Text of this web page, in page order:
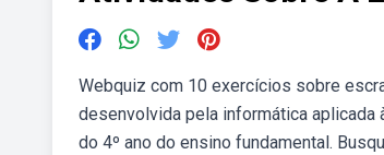
Webquiz com 10 exercícios sobre
desenvolvida pela informática
do 4º ano do ensino fundamental.